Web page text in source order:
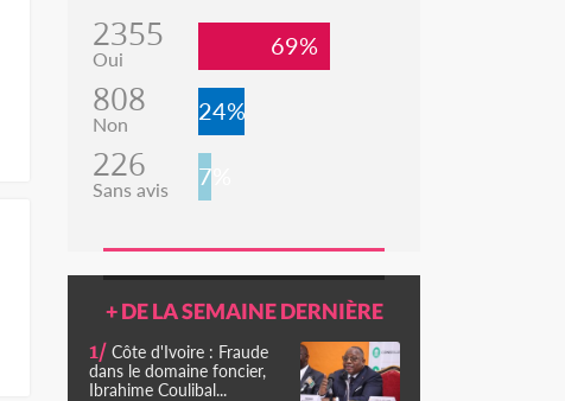
2355
Oui 69%
808
Non 24%
226
Sans avis 7%
+ DE LA SEMAINE DERNIÈRE
1/ Côte d'Ivoire : Fraude
dans le domaine foncier,
Ibrahime Coulibal...